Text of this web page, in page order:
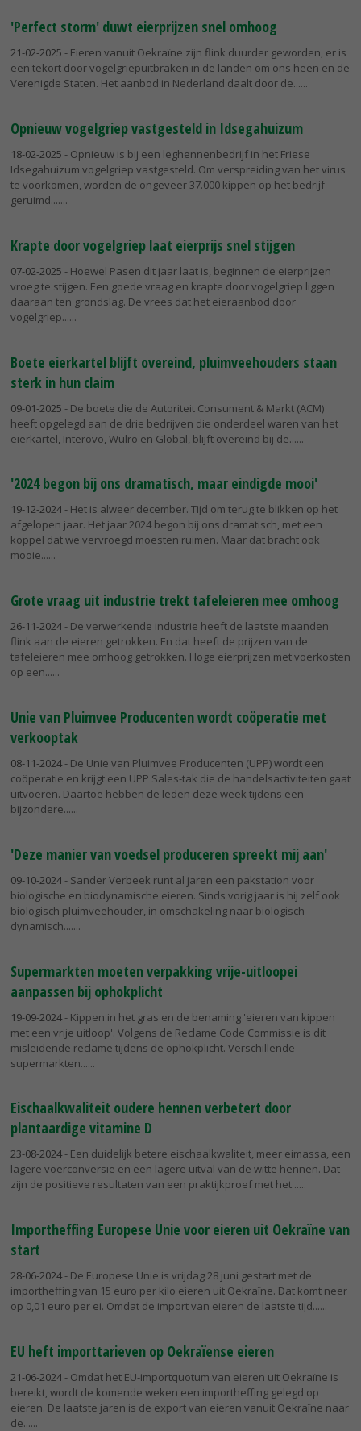
'Perfect storm' duwt eierprijzen snel omhoog
21-02-2025 - Eieren vanuit Oekraïne zijn flink duurder geworden, er is
een tekort door vogelgriepuitbraken in de landen om ons heen en de
Verenigde Staten. Het aanbod in Nederland daalt door de...
Opnieuw vogelgriep vastgesteld in Idsegahuizum
18-02-2025 - Opnieuw is bij een leghennenbedrijf in het Friese
Idsegahuizum vogelgriep vastgesteld. Om verspreiding van het virus
te voorkomen, worden de ongeveer 37.000 kippen op het bedrijf
geruimd....
Krapte door vogelgriep laat eierprijs snel stijgen
07-02-2025 - Hoewel Pasen dit jaar laat is, beginnen de eierprijzen
vroeg te stijgen. Een goede vraag en krapte door vogelgriep liggen
daaraan ten grondslag. De vrees dat het eieraanbod door
vogelgriep...
Boete eierkartel blijft overeind, pluimveehouders staan
sterk in hun claim
09-01-2025 - De boete die de Autoriteit Consument & Markt (ACM)
heeft opgelegd aan de drie bedrijven die onderdeel waren van het
eierkartel, Interovo, Wulro en Global, blijft overeind bij de...
'2024 begon bij ons dramatisch, maar eindigde mooi'
19-12-2024- Het is alweer december. Tijd om terug te blikken op het
afgelopen jaar. Het jaar 2024 begon bij ons dramatisch, met een
koppel dat we vervroegd moesten ruimen. Maar dat bracht ook
mooie...
Grote vraag uit industrie trekt tafeleieren mee omhoog
26-11-2024- De verwerkende industrie heeft de laatste maanden
flink aan de eieren getrokken. En dat heeft de prijzen van de
tafeleieren mee omhoog getrokken. Hoge eierprijzen met voerkosten
op een...
Unie van Pluimvee Producenten wordt coöperatie met
verkooptak
08-11-2024- De Unie van Pluimvee Producenten (UPP) wordt een
coöperatie en krijgt een UPP Sales-tak die de handelsactiviteiten gaat
uitvoeren. Daartoe hebben de leden deze week tijdens een
bijzondere...
'Deze manier van voedsel produceren spreekt mij aan'
09-10-2024- Sander Verbeek runt al jaren een pakstation voor
biologische en biodynamische eieren. Sinds vorig jaar is hij zelf ook
biologisch pluimveehouder, in omschakeling naar biologisch-
dynamisch....
Supermarkten moeten verpakking vrije-uitloopei
aanpassen bij ophokplicht
19-09-2024- Kippen in het gras en de benaming 'eieren van kippen
met een vrije uitloop'. Volgens de Reclame Code Commissie is dit
misleidende reclame tijdens de ophokplicht. Verschillende
supermarkten...
Eischaalkwaliteit oudere hennen verbetert door
plantaardige vitamine D
23-08-2024- Een duidelijk betere eischaalkwaliteit, meer eimassa, een
lagere voerconversie en een lagere uitval van de witte hennen. Dat
zijn de positieve resultaten van een praktijkproef met het...
Importheffing Europese Unie voor eieren uit Oekraïne van
start
28-06-2024- De Europese Unie is vrijdag 28 juni gestart met de
importheffing van 15 euro per kilo eieren uit Oekraïne. Dat komt neer
op 0,01 euro per ei. Omdat de import van eieren de laatste tijd...
EU heft importtarieven op Oekraïense eieren
21-06-2024- Omdat het EU-importquotum van eieren uit Oekraïne is
bereikt, wordt de komende weken een importheffing gelegd op
eieren. De laatste jaren is de export van eieren vanuit Oekraïne naar
de...